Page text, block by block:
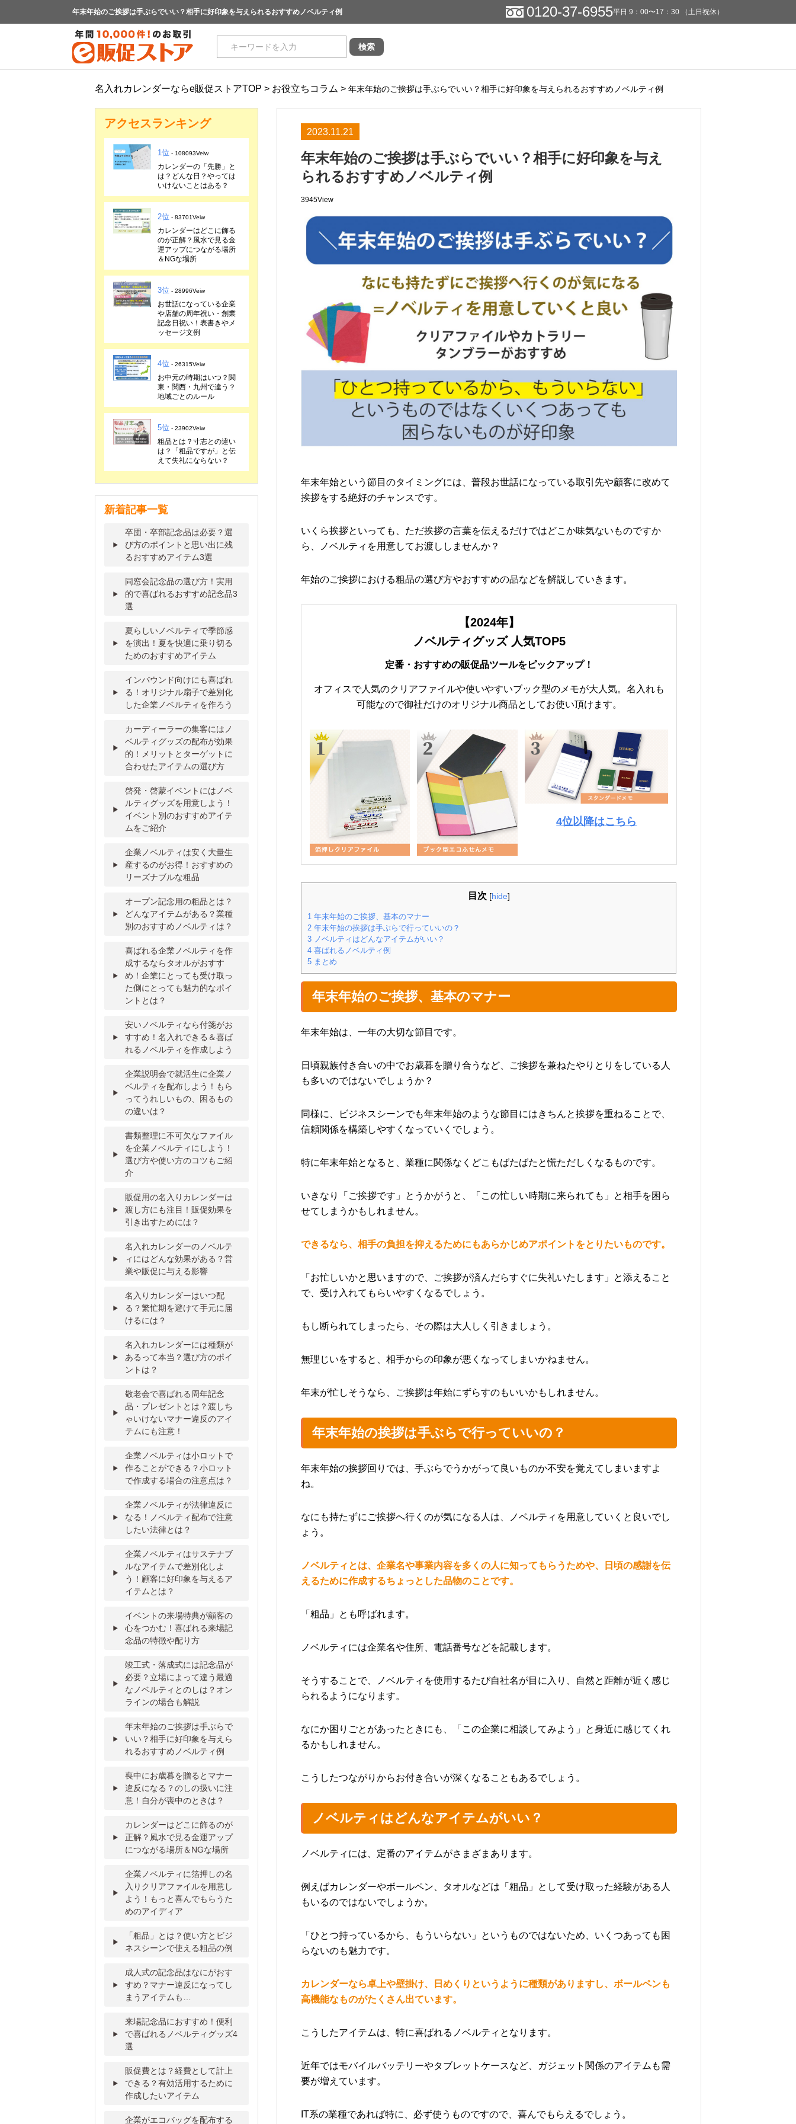
年末年始のご挨拶は手ぶらでいい？相手に好印象を与えられるおすすめノベルティ例 0120-37-6955平⽇ 9：00〜17：30 （⼟⽇祝休）
名入れカレンダーならe販促ストアTOP > お役立ちコラム > 年末年始のご挨拶は手ぶらでいい？相手に好印象を与えられるおすすめノベルティ例
2023.11.21
年末年始のご挨拶は手ぶらでいい？相手に好印象を与え
られるおすすめノベルティ例
3945View
年末年始という節目のタイミングには、普段お世話になっている取引先や顧客に改めて
挨拶をする絶好のチャンスです。
いくら挨拶といっても、ただ挨拶の言葉を伝えるだけではどこか味気ないものですか
ら、ノベルティを用意してお渡ししませんか？
年始のご挨拶における粗品の選び方やおすすめの品などを解説していきます。
【2024年】
ノベルティグッズ 人気TOP5
定番・おすすめの販促品ツールをピックアップ！
オフィスで人気のクリアファイルや使いやすいブック型のメモが大人気。名入れも
可能なので御社だけのオリジナル商品としてお使い頂けます。
4位以降はこちら
目次 [hide]
1 年末年始のご挨拶、基本のマナー
2 年末年始の挨拶は手ぶらで行っていいの？
3 ノベルティはどんなアイテムがいい？
4 喜ばれるノベルティ例
5 まとめ
年末年始のご挨拶、基本のマナー
年末年始は、一年の大切な節目です。
日頃親族付き合いの中でお歳暮を贈り合うなど、ご挨拶を兼ねたやりとりをしている人
も多いのではないでしょうか？
同様に、ビジネスシーンでも年末年始のような節目にはきちんと挨拶を重ねることで、
信頼関係を構築しやすくなっていくでしょう。
特に年末年始となると、業種に関係なくどこもばたばたと慌ただしくなるものです。
いきなり「ご挨拶です」とうかがうと、「この忙しい時期に来られても」と相手を困ら
せてしまうかもしれません。
できるなら、相手の負担を抑えるためにもあらかじめアポイントをとりたいものです。
「お忙しいかと思いますので、ご挨拶が済んだらすぐに失礼いたします」と添えること
で、受け入れてもらいやすくなるでしょう。
もし断られてしまったら、その際は大人しく引きましょう。
無理じいをすると、相手からの印象が悪くなってしまいかねません。
年末が忙しそうなら、ご挨拶は年始にずらすのもいいかもしれません。
年末年始の挨拶は手ぶらで行っていいの？
年末年始の挨拶回りでは、手ぶらでうかがって良いものか不安を覚えてしまいますよ
ね。
なにも持たずにご挨拶へ行くのが気になる人は、ノベルティを用意していくと良いでし
ょう。
ノベルティとは、企業名や事業内容を多くの人に知ってもらうためや、日頃の感謝を伝
えるために作成するちょっとした品物のことです。
「粗品」とも呼ばれます。
ノベルティには企業名や住所、電話番号などを記載します。
そうすることで、ノベルティを使用するたび自社名が目に入り、自然と距離が近く感じ
られるようになります。
なにか困りごとがあったときにも、「この企業に相談してみよう」と身近に感じてくれ
るかもしれません。
こうしたつながりからお付き合いが深くなることもあるでしょう。
ノベルティはどんなアイテムがいい？
ノベルティには、定番のアイテムがさまざまあります。
例えばカレンダーやボールペン、タオルなどは「粗品」として受け取った経験がある人
もいるのではないでしょうか。
「ひとつ持っているから、もういらない」というものではないため、いくつあっても困
らないのも魅力です。
カレンダーなら卓上や壁掛け、日めくりというように種類がありますし、ボールペンも
高機能なものがたくさん出ています。
こうしたアイテムは、特に喜ばれるノベルティとなります。
近年ではモバイルバッテリーやタブレットケースなど、ガジェット関係のアイテムも需
要が増えています。
IT系の業種であれば特に、必ず使うものですので、喜んでもらえるでしょう。
アクセスランキング
1位 - 108093Veiw
カレンダーの「先勝」と
は？どんな日？やっては
いけないことはある？
2位 - 83701Veiw
カレンダーはどこに飾る
のが正解？風水で見る金
運アップにつながる場所
＆NGな場所
3位 - 28996Veiw
お世話になっている企業
や店舗の周年祝い・創業
記念日祝い！表書きやメ
ッセージ文例
4位 - 26315Veiw
お中元の時期はいつ？関
東・関西・九州で違う？
地域ごとのルール
5位 - 23902Veiw
粗品とは？寸志との違い
は？「粗品ですが」と伝
えて失礼にならない？
新着記事一覧
卒団・卒部記念品は必要？選
び方のポイントと思い出に残
るおすすめアイテム3選
同窓会記念品の選び方！実用
的で喜ばれるおすすめ記念品3
選
夏らしいノベルティで季節感
を演出！夏を快適に乗り切る
ためのおすすめアイテム
インバウンド向けにも喜ばれ
る！オリジナル扇子で差別化
した企業ノベルティを作ろう
カーディーラーの集客にはノ
ベルティグッズの配布が効果
的！メリットとターゲットに
合わせたアイテムの選び方
啓発・啓蒙イベントにはノベ
ルティグッズを用意しよう！
イベント別のおすすめアイテ
ムをご紹介
企業ノベルティは安く大量生
産するのがお得！おすすめの
リーズナブルな粗品
オープン記念用の粗品とは？
どんなアイテムがある？業種
別のおすすめノベルティは？
喜ばれる企業ノベルティを作
成するならタオルがおすす
め！企業にとっても受け取っ
た側にとっても魅力的なポイ
ントとは？
安いノベルティなら付箋がお
すすめ！名入れできる＆喜ば
れるノベルティを作成しよう
企業説明会で就活生に企業ノ
ベルティを配布しよう！もら
ってうれしいもの、困るもの
の違いは？
書類整理に不可欠なファイル
を企業ノベルティにしよう！
選び方や使い方のコツもご紹
介
販促用の名入りカレンダーは
渡し方にも注目！販促効果を
引き出すためには？
名入れカレンダーのノベルテ
ィにはどんな効果がある？営
業や販促に与える影響
名入りカレンダーはいつ配
る？繁忙期を避けて手元に届
けるには？
名入れカレンダーには種類が
あるって本当？選び方のポイ
ントは？
敬老会で喜ばれる周年記念
品・プレゼントとは？渡しち
ゃいけないマナー違反のアイ
テムにも注意！
企業ノベルティは小ロットで
作ることができる？小ロット
で作成する場合の注意点は？
企業ノベルティが法律違反に
なる！ノベルティ配布で注意
したい法律とは？
企業ノベルティはサステナブ
ルなアイテムで差別化しよ
う！顧客に好印象を与えるア
イテムとは？
イベントの来場特典が顧客の
心をつかむ！喜ばれる来場記
念品の特徴や配り方
竣工式・落成式には記念品が
必要？立場によって違う最適
なノベルティとのしは？オン
ラインの場合も解説
年末年始のご挨拶は手ぶらで
いい？相手に好印象を与えら
れるおすすめノベルティ例
喪中にお歳暮を贈るとマナー
違反になる？のしの扱いに注
意！自分が喪中のときは？
カレンダーはどこに飾るのが
正解？風水で見る金運アップ
につながる場所＆NGな場所
企業ノベルティに箔押しの名
入りクリアファイルを用意し
よう！もっと喜んでもらうた
めのアイディア
「粗品」とは？使い方とビジ
ネスシーンで使える粗品の例
成人式の記念品はなにがおす
すめ？マナー違反になってし
まうアイテムも…
来場記念品におすすめ！便利
で喜ばれるノベルティグッズ4
選
販促費とは？経費として計上
できる？有効活用するために
作成したいアイテム
企業がエコバッグを配布する